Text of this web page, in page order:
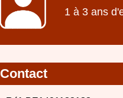
1 à 3 ans
Contact